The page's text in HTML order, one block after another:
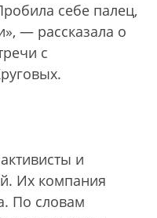
себе палец,
— рассказала о
с
и
Их компания
По словам